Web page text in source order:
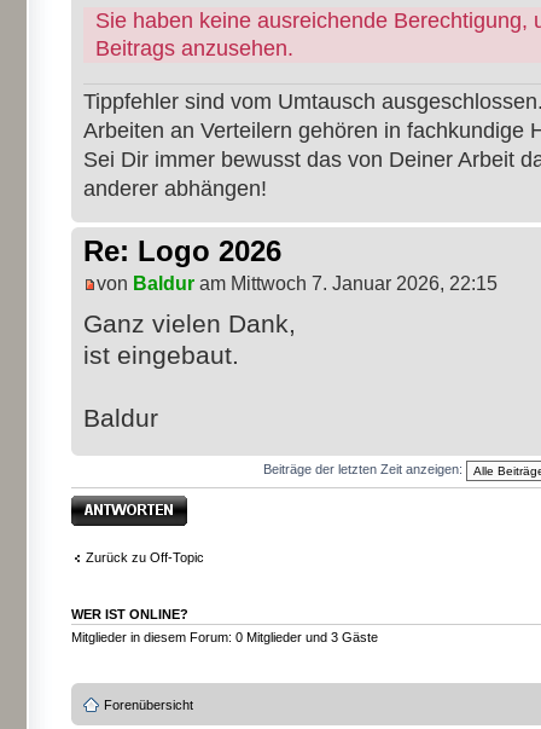
Sie haben keine ausreichende Berechtigung,
Beitrags anzusehen.
Tippfehler sind vom Umtausch
Arbeiten an Verteilern gehören in fachkundige
Sei Dir immer bewusst das von Deiner Arbeit
anderer abhängen!
Re: Logo 2026
von Baldur am Mittwoch 7. Januar 2026, 22:15
Ganz vielen Dank,
ist eingebaut.
Baldur
Beiträge der letzten Zeit anzeigen:
Antwort erstellen
Zurück zu Off-Topic
WER IST ONLINE?
Mitglieder in diesem Forum: 0 Mitglieder und 3 Gäste
Forenübersicht